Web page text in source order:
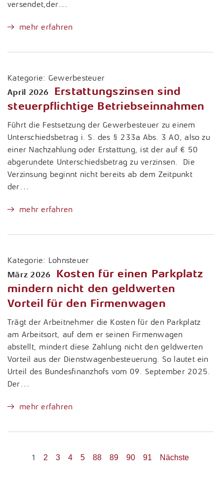
versendet,der…
mehr erfahren
Kategorie: Gewerbesteuer
April 2026
Erstattungszinsen sind
steuerpflichtige Betriebseinnahmen
Führt die Festsetzung der Gewerbesteuer zu einem
Unterschiedsbetrag i. S. des § 233a Abs. 3 AO, also zu
einer Nachzahlung oder Erstattung, ist der auf € 50
abgerundete Unterschiedsbetrag zu verzinsen. Die
Verzinsung beginnt nicht bereits ab dem Zeitpunkt
der…
mehr erfahren
Kategorie: Lohnsteuer
März 2026
Kosten für einen Parkplatz
mindern nicht den geldwerten
Vorteil für den Firmenwagen
Trägt der Arbeitnehmer die Kosten für den Parkplatz
am Arbeitsort, auf dem er seinen Firmenwagen
abstellt, mindert diese Zahlung nicht den geldwerten
Vorteil aus der Dienstwagenbesteuerung. So lautet ein
Urteil des Bundesfinanzhofs vom 09. September 2025.
Der…
mehr erfahren
1 2 3 4 5 88 89 90 91 Nächste